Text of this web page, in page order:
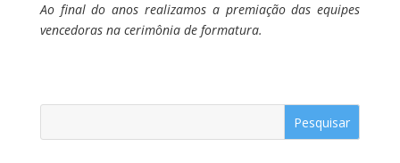
Ao final do anos realizamos a premiação das equipes
vencedoras na cerimônia de formatura.